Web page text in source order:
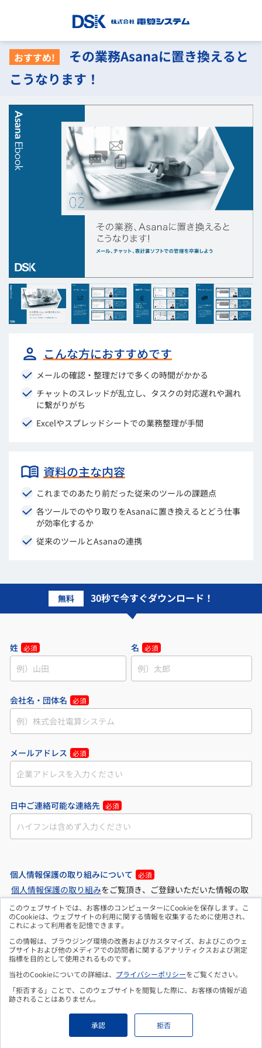
このウェブサイトでは、お客様のコンピューターにCookieを保存します。こ
のCookieは、ウェブサイトの利用に関する情報を収集するために使用され、
これによって利用者を記憶できます。
この情報は、ブラウジング環境の改善およびカスタマイズ、およびこのウェ
ブサイトおよび他のメディアでの訪問者に関するアナリティクスおよび測定
指標を目的として使用されるものです。
当社のCookieについての詳細は、 プライバシーポリシーをご覧ください。
「拒否する」ことで、このウェブサイトを閲覧した際に、お客様の情報が追
跡されることはありません。
承認 拒否
おすすめ!
その業務Asanaに置き換えると
こうなります！
こんな方におすすめです
メールの確認・整理だけで多くの時間がかかる
チャットのスレッドが乱立し、タスクの対応遅れや漏れ
に繋がりがち
Excelやスプレッドシートでの業務整理が手間
資料の主な内容
これまでのあたり前だった従来のツールの課題点
各ツールでのやり取りをAsanaに置き換えるとどう仕事
が効率化するか
従来のツールとAsanaの連携
無料 30秒で今すぐダウンロード！
姓 必須 名 必須
会社名・団体名 必須
メールアドレス 必須
日中ご連絡可能な連絡先 必須
個人情報保護の取り組みについて 必須
個人情報保護の取り組みをご覧頂き、ご登録いただいた情報の取
り扱いについて ご確認、ご同意のうえ、フォームをご送信くださ
い。
同意する
Copyright © 2026 DSK. All Rights Reserved.
無料ダウンロードはこちら